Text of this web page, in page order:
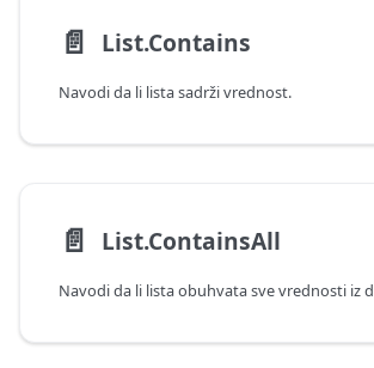
📄️ List.Contains
Navodi da li lista sadrži vrednost.
📄️ List.ContainsAll
Navodi da li lista obuhvata sve vrednosti iz